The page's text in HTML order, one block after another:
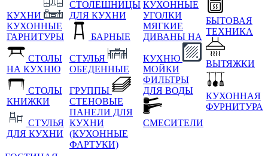
КУХНИ
КУХОННЫЕ
ГАРНИТУРЫ
СТОЛЫ
НА КУХНЮ
СТОЛЫ
КНИЖКИ
СТУЛЬЯ
ДЛЯ КУХНИ
СТОЛЕШНИЦЫ
ДЛЯ КУХНИ
БАРНЫЕ
СТУЛЬЯ
ОБЕДЕННЫЕ
ГРУППЫ
СТЕНОВЫЕ
ПАНЕЛИ ДЛЯ
КУХНИ
(КУХОННЫЕ
ФАРТУКИ)
КУХОННЫЕ
УГОЛКИ
МЯГКИЕ
ДИВАНЫ НА
КУХНЮ
МОЙКИ
ФИЛЬТРЫ
ДЛЯ ВОДЫ
СМЕСИТЕЛИ
БЫТОВАЯ
ТЕХНИКА
ВЫТЯЖКИ
КУХОННАЯ
ФУРНИТУРА